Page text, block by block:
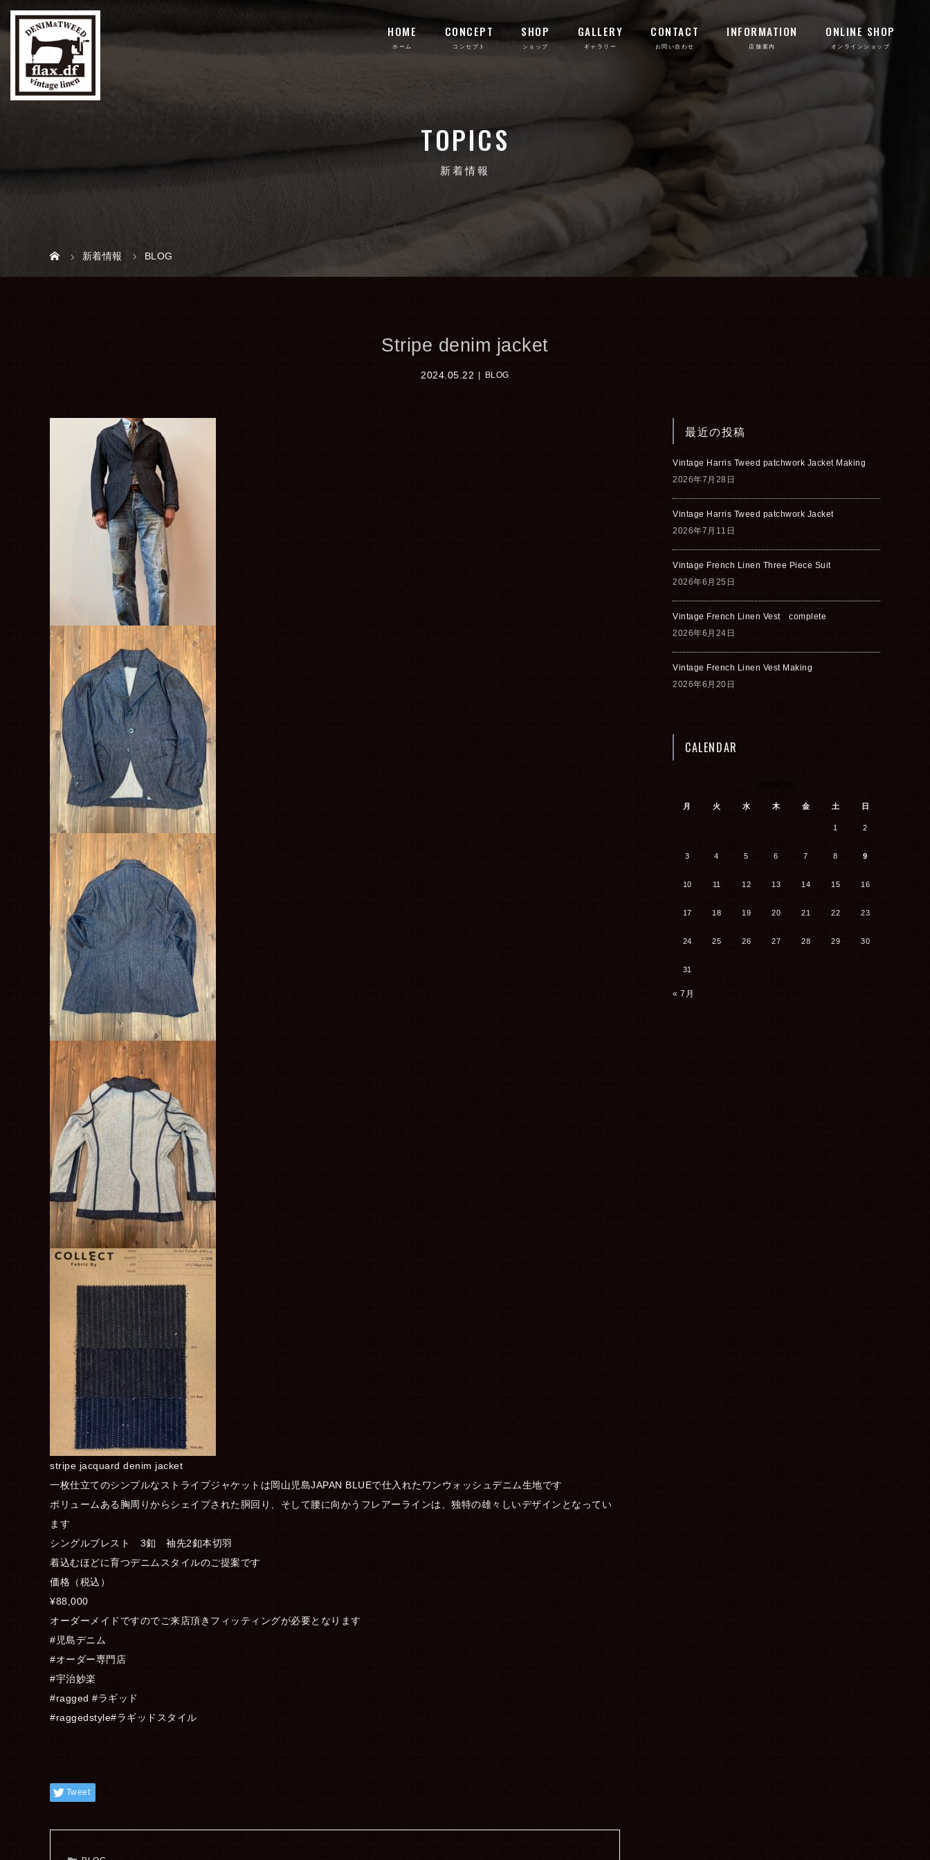
HOME CONCEPT SHOP GALLERY CONTACT INFORMATION ONLINE SHOP
TOPICS
新着情報
新着情報 BLOG
Stripe denim jacket
2024.05.22 BLOG
stripe jacquard denim jacket
一枚仕立てのシンプルなストライプジャケットは岡山児島JAPAN BLUEで仕入れたワンウォッシュデニム生地です
ボリュームある胸周りからシェイプされた胴回り、そして腰に向かうフレアーラインは、独特の雄々しいデザインとなってい
ます
シングルブレスト 3釦 袖先2釦本切羽
着込むほどに育つデニムスタイルのご提案です
価格（税込）
¥88,000
オーダーメイドですのでご来店頂きフィッティングが必要となります
#児島デニム
#オーダー専門店
#宇治妙楽
#ragged #ラギッド
#raggedstyle#ラギッドスタイル
Tweet
最近の投稿
Vintage Harris Tweed patchwork Jacket Making
2026年7月28日
Vintage Harris Tweed patchwork Jacket
2026年7月11日
Vintage French Linen Three Piece Suit
2026年6月25日
Vintage French Linen Vest complete
2026年6月24日
Vintage French Linen Vest Making
2026年6月20日
CALENDAR
月 火 水 木 金 土 日
1 2
3 4 5 6 7 8 9
10 11 12 13 14 15 16
17 18 19 20 21 22 23
24 25 26 27 28 29 30
31
« 7月